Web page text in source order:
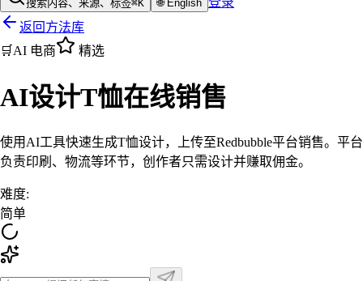
搜索内容、来源、标签⌘K 🌐 English
返回方法库
🛒 AI 电商 精选
AI设计T恤在线销售
使用AI工具快速生成T恤设计，上传至Redbubble平台销售。平台
负责印刷、物流等环节，创作者只需设计并赚取佣金。
难度:
简单